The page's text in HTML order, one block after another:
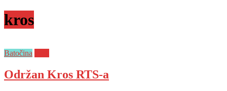
kros
Batočina
Održan Kros RTS-a